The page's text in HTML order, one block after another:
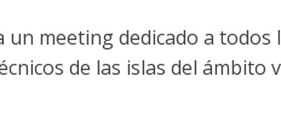
un meeting dedicado a todos
de las islas del ámbito